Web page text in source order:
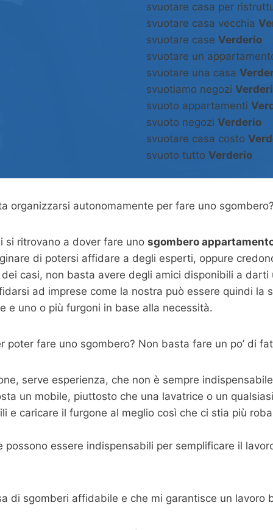
svuotare casa per
svuotare casa vecchia
svuotare case Verderio
svuotare un
svuotare una casa
svuotiamo negozi
svuoto appartamenti
svuoto negozi Verderio
svuotare casa costo
svuoto tutto Verderio
organizzarsi autonomamente per fare uno
si ritrovano a dover fare uno sgombero
di potersi affidare a degli esperti, oppure
casi, non basta avere degli amici disponibili a
ad imprese come la nostra può essere quindi la
e uno o più furgoni in base alla necessità.
poter fare uno sgombero? Non basta fare un po’ di
serve esperienza, che non è sempre
un mobile, piuttosto che una lavatrice o un
e caricare il furgone al meglio così che ci stia più
possono essere indispensabili per semplificare il
di sgomberi affidabile e che mi garantisce un lavoro